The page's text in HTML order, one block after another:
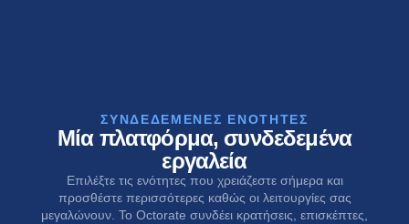
ΣΥΝΔΕΔΕΜΈΝΕΣ ΕΝΌΤΗΤΕΣ
Μία πλατφόρμα, συνδεδεμένα
εργαλεία
Επιλέξτε τις ενότητες που χρειάζεστε σήμερα και
προσθέστε περισσότερες καθώς οι λειτουργίες σας
μεγαλώνουν. Το Octorate συνδέει κρατήσεις, επισκέπτες,